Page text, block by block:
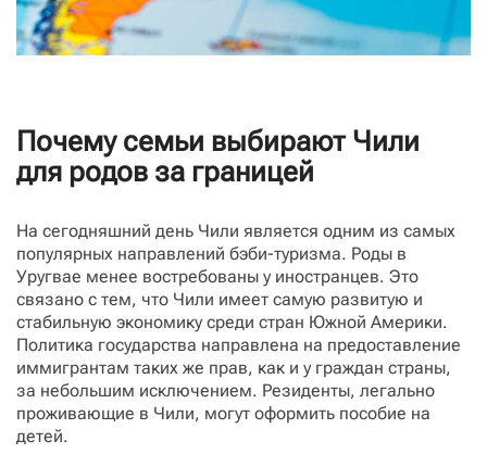
Почему семьи выбирают Чили
для родов за границей
На сегодняшний день Чили является одним из самых
популярных направлений бэби-туризма. Роды в
Уругвае менее востребованы у иностранцев. Это
связано с тем, что Чили имеет самую развитую и
стабильную экономику среди стран Южной Америки.
Политика государства направлена на предоставление
иммигрантам таких же прав, как и у граждан страны,
за небольшим исключением. Резиденты, легально
проживающие в Чили, могут оформить пособие на
детей.